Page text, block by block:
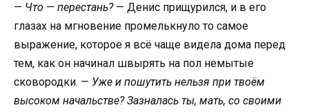
— Что — перестань?— Денис прищурился, и в его
глазах на мгновение промелькнуло то самое
выражение, которое я всё чаще видела дома перед
тем, как он начинал швырять на пол немытые
сковородки. — Уже и пошутить нельзя при твоём
высоком начальстве? Зазналась ты, мать, со своими